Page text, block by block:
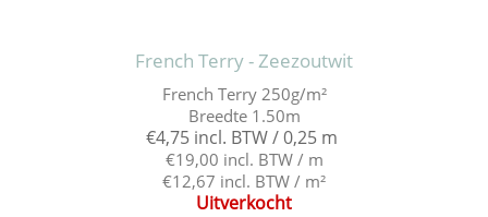
French Terry - Zeezoutwit
French Terry 250g/m²
Breedte 1.50m
€4,75 incl. BTW / 0,25 m
€19,00 incl. BTW / m
€12,67 incl. BTW / m²
Uitverkocht